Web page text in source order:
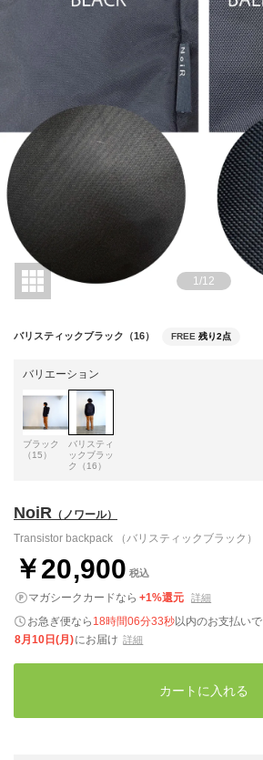
1 /12
バリスティックブラック（16） FREE 残り2点
バリエーション
ブラック
（15）
バリスティ
ックブラッ
ク（16）
NoiR （ノワール）
Transistor backpack （バリスティックブラック）
￥20,900 税込
マガシークカードなら +1%還元 詳細
お急ぎ便なら 18時間06分32秒以内のお支払いで
8月10日(月)にお届け 詳細
カートに入れる